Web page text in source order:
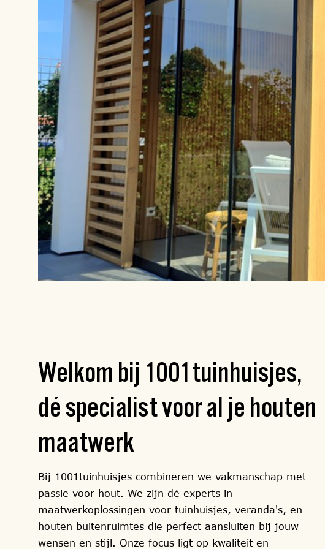
Welkom bij 1001tuinhuisjes,
dé specialistvoor al je houten
maatwerk
Bij 1001tuinhuisjes combineren we vakmanschap met
passie voor hout. We zijn dé experts in
maatwerkoplossingen voor tuinhuisjes, veranda's, en
houten buitenruimtes die perfect aansluiten bij jouw
wensen en stijl. Onze focus ligt op kwaliteit en